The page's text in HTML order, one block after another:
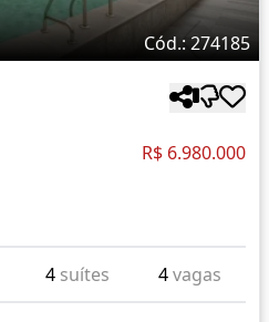
Cód.: 274185
R$ 6.980.000
4 suítes 4vagas